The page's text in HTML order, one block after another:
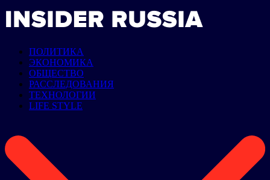
ПОЛИТИКА
ЭКОНОМИКА
ОБЩЕСТВО
РАССЛЕДОВАНИЯ
ТЕХНОЛОГИИ
LIFE STYLE